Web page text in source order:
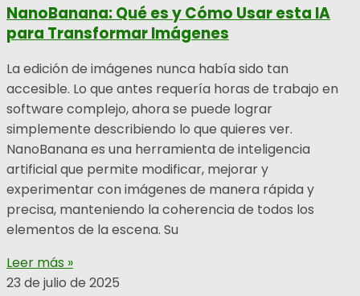
NanoBanana: Qué es y Cómo Usar esta IA
para Transformar Imágenes
La edición de imágenes nunca había sido tan
accesible. Lo que antes requería horas de trabajo en
software complejo, ahora se puede lograr
simplemente describiendo lo que quieres ver.
NanoBanana es una herramienta de inteligencia
artificial que permite modificar, mejorar y
experimentar con imágenes de manera rápida y
precisa, manteniendo la coherencia de todos los
elementos de la escena. Su
Leer más »
23 de julio de 2025